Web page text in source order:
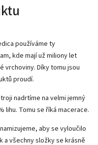
používáme ty
kde mají už miliony let
vrchoviny. Díky tomu jsou
proudí.
nadrtíme na velmi jemný
lihu. Tomu se říká macerace.
aby se vyloučilo
a všechny složky se krásně